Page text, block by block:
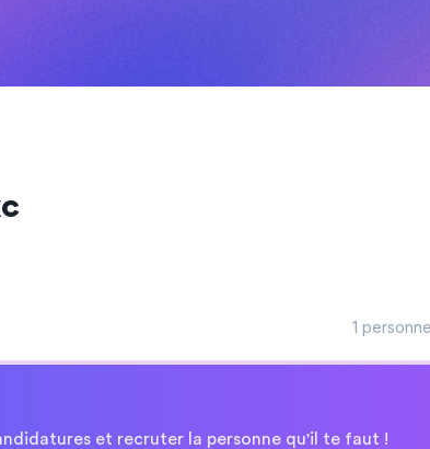
1
et recruter la personne qu'il te faut !